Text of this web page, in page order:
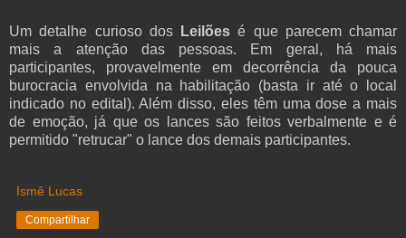
Um detalhe curioso dos Leilões é que parecem chamar
mais a atenção das pessoas. Em geral, há mais
participantes, provavelmente em decorrência da pouca
burocracia envolvida na habilitação (basta ir até o local
indicado no edital). Além disso, eles têm uma dose a mais
de emoção, já que os lances são feitos verbalmente e é
permitido "retrucar" o lance dos demais participantes.
Ismê Lucas
Compartilhar